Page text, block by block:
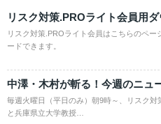
リスク対策.PROライト会員用
リスク対策.PROライト会員はこちらのペー
ードできます。
中澤・木村が斬る！今週のニュ
毎週火曜日（平日のみ）朝9時～、リスク
と兵庫県立大学教授…